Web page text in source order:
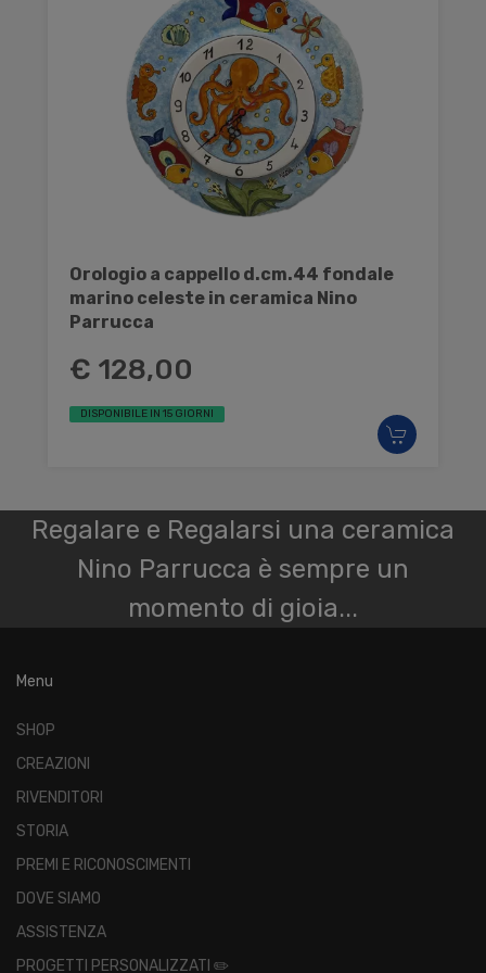
Orologio a cappello d.cm.44 fondale
marino celeste in ceramica Nino
Parrucca
€ 128,00
DISPONIBILE IN 15 GIORNI
Regalare e Regalarsi una ceramica
Nino Parrucca è sempre un
momento di gioia...
Menu
SHOP
CREAZIONI
RIVENDITORI
STORIA
PREMI E RICONOSCIMENTI
DOVE SIAMO
ASSISTENZA
PROGETTI PERSONALIZZATI ✏️